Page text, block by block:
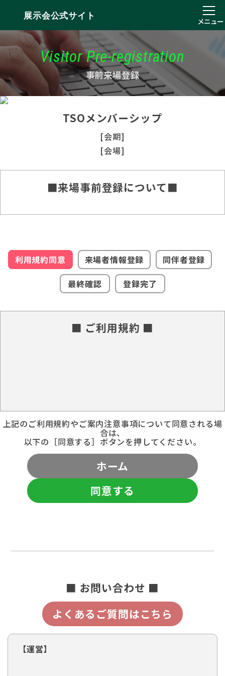
展示会公式サイト
メニュー
Visitor Pre-registration
事前来場登録
TSOメンバーシップ
[会期]
[会場]
■来場事前登録について■
利用規約同意 来場者情報登録
同伴者登録
最終確認
登録完了
■ ご利用規約 ■
上記のご利用規約やご案内注意事項について同意される場
合は、
以下の［同意する］ボタンを押してください。
ホーム
同意する
■ お問い合わせ ■
よくあるご質問はこちら
【運営】